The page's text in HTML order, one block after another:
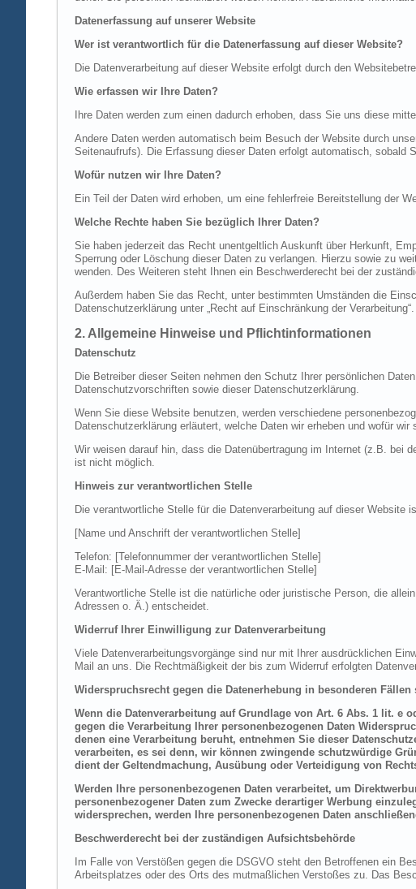
Datenerfassung auf unserer Website
Wer ist verantwortlich für die Datenerfassung auf dieser Website?
Die Datenverarbeitung auf dieser Website erfolgt durch den
Wie erfassen wir Ihre Daten?
Ihre Daten werden zum einen dadurch erhoben, dass Sie uns diese
Andere Daten werden automatisch beim Besuch der Website durch
Seitenaufrufs). Die Erfassung dieser Daten erfolgt automatisch, sobald
Wofür nutzen wir Ihre Daten?
Ein Teil der Daten wird erhoben, um eine fehlerfreie Bereitstellung der
Welche Rechte haben Sie bezüglich Ihrer Daten?
Sie haben jederzeit das Recht unentgeltlich Auskunft über Herkunft,
Sperrung oder Löschung dieser Daten zu verlangen. Hierzu sowie zu
wenden. Des Weiteren steht Ihnen ein Beschwerderecht bei der
Außerdem haben Sie das Recht, unter bestimmten Umständen die
Datenschutzerklärung unter „Recht auf Einschränkung der Verarbeitung“.
2. Allgemeine Hinweise und Pflichtinformationen
Datenschutz
Die Betreiber dieser Seiten nehmen den Schutz Ihrer persönlichen
Datenschutzvorschriften sowie dieser Datenschutzerklärung.
Wenn Sie diese Website benutzen, werden verschiedene
Datenschutzerklärung erläutert, welche Daten wir erheben und wofür
Wir weisen darauf hin, dass die Datenübertragung im Internet (z.B. bei
ist nicht möglich.
Hinweis zur verantwortlichen Stelle
Die verantwortliche Stelle für die Datenverarbeitung auf dieser Website
[Name und Anschrift der verantwortlichen Stelle]
Telefon: [Telefonnummer der verantwortlichen Stelle]
E-Mail: [E-Mail-Adresse der verantwortlichen Stelle]
Verantwortliche Stelle ist die natürliche oder juristische Person, die
Adressen o. Ä.) entscheidet.
Widerruf Ihrer Einwilligung zur Datenverarbeitung
Viele Datenverarbeitungsvorgänge sind nur mit Ihrer ausdrücklichen
Mail an uns. Die Rechtmäßigkeit der bis zum Widerruf erfolgten
Widerspruchsrecht gegen die Datenerhebung in besonderen
Wenn die Datenverarbeitung auf Grundlage von Art. 6 Abs. 1 lit. e
gegen die Verarbeitung Ihrer personenbezogenen Daten
denen eine Verarbeitung beruht, entnehmen Sie dieser
verarbeiten, es sei denn, wir können zwingende schutzwürdige
dient der Geltendmachung, Ausübung oder Verteidigung von
Werden Ihre personenbezogenen Daten verarbeitet, um
personenbezogener Daten zum Zwecke derartiger Werbung
widersprechen, werden Ihre personenbezogenen Daten
Beschwerderecht bei der zuständigen Aufsichtsbehörde
Im Falle von Verstößen gegen die DSGVO steht den Betroffenen ein
Arbeitsplatzes oder des Orts des mutmaßlichen Verstoßes zu. Das